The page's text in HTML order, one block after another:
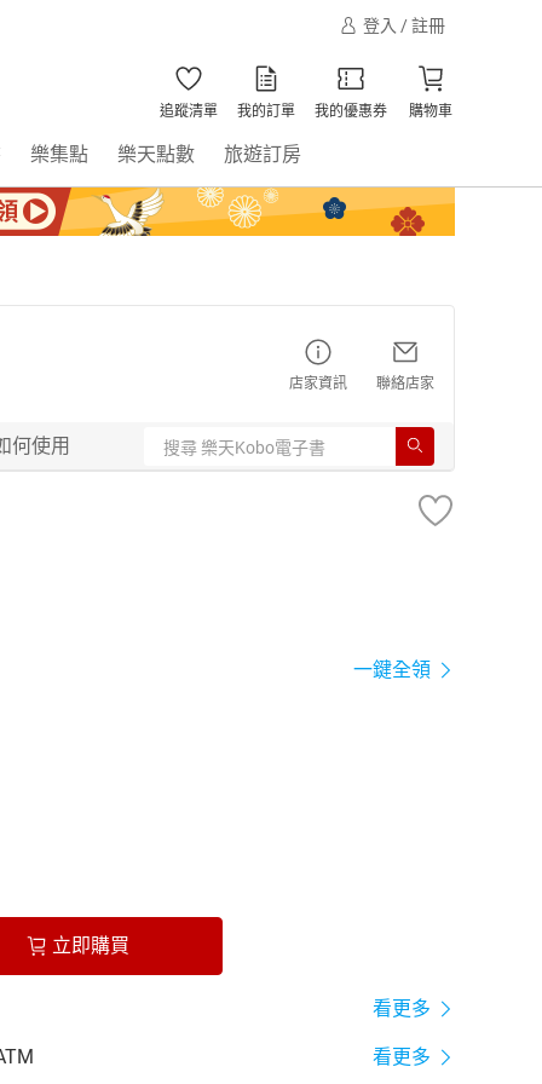
登入 / 註冊
追蹤清單 我的訂單 我的優惠券 購物車
樂集點 樂天點數 旅遊訂房
店家資訊 聯絡店家
何使用
一鍵全領
立即購買
看更多
看更多